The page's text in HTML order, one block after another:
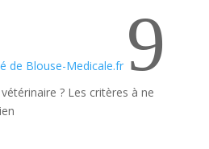
de Blouse-Medicale.fr 9
? Les critères à ne